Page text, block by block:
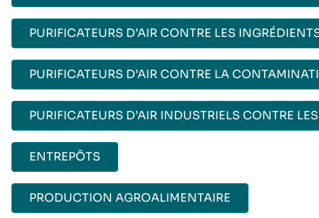
PURIFICATEURS D’AIR CONTRE LES
PURIFICATEURS D’AIR CONTRE LA
PURIFICATEURS D’AIR INDUSTRIELS CONTRE
ENTREPÔTS
PRODUCTION AGROALIMENTAIRE